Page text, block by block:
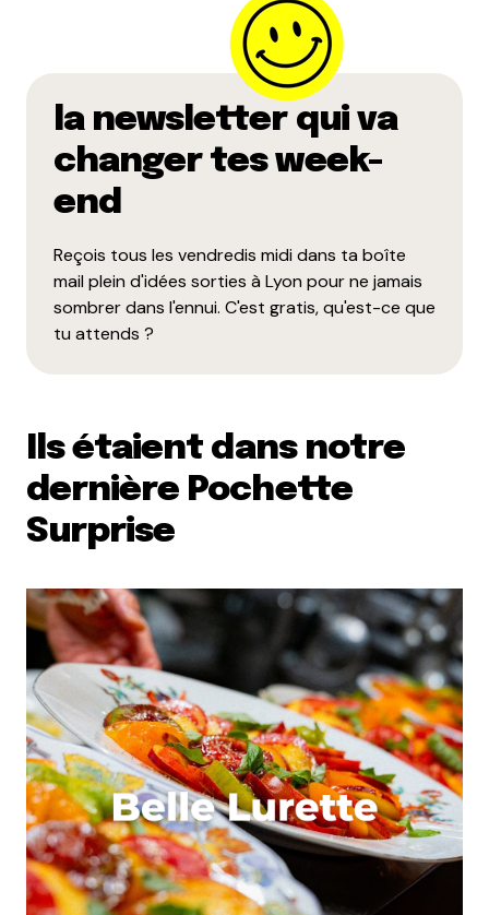
la newsletter qui va
changer tes week-
end
Reçois tous les vendredis midi dans ta boîte
mail plein d'idées sorties à Lyon pour ne jamais
sombrer dans l'ennui. C'est gratis, qu'est-ce que
tu attends ?
Ils étaient dans notre
dernière Pochette
Surprise